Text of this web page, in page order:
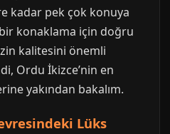
kadar pek çok konuya
konaklama için doğru
kalitesini önemli
Ordu İkizce’nin en
yakından bakalım.
Lüks